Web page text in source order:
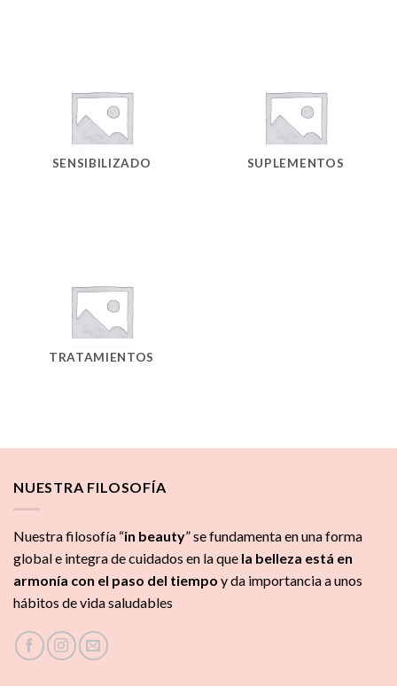
SENSIBILIZADO SUPLEMENTOS
TRATAMIENTOS
NUESTRA FILOSOFÍA
Nuestra filosofía “in beauty” se fundamenta en una forma
global e integra de cuidados en la que la belleza está en
armonía con el paso del tiempo y da importancia a unos
hábitos de vida saludables